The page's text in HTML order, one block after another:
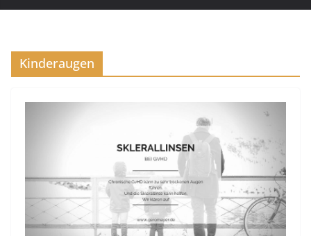
Kinderaugen